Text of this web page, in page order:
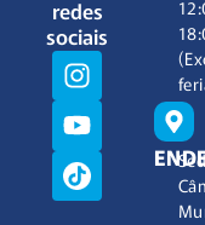
redes
sociais